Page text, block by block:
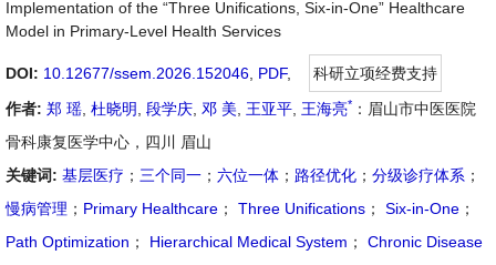
Implementation of the “Three Unifications, Six-in-One” Healthcare
Model in Primary-Level Health Services
DOI: 10.12677/ssem.2026.152046 PDF,
科研立项经费支持
作者: 郑 瑶 杜晓明 段学庆 邓 美 王亚平 王海亮* ：眉山市中医医院
骨科康复医学中心，四川 眉山
关键词: 基层医疗 ； 三个同一 ； 六位一体 ； 路径优化 ； 分级诊疗体系 ；
慢病管理 ； Primary Healthcare ； Three Unifications ； Six-in-One ；
Path Optimization ； Hierarchical Medical System ；
Chronic Disease